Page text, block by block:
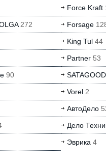
Force Kraft
272 Forsage
King Tul44
Partner53
90 SATAGOOD
Vorel2
АвтоДело
Дело
Эврика 4